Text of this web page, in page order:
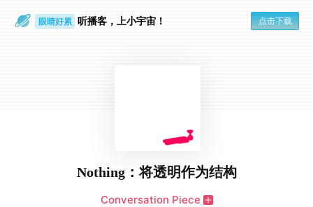
眼睛好累 听播客，上小宇宙！ 点击下载
Nothing：将透明作为结构
Conversation Piece